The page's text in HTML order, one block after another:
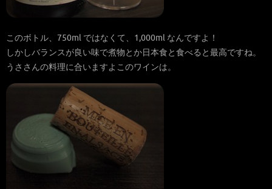
このボトル、750ml ではなくて、1,000ml なんですよ！
しかしバランスが良い味で煮物とか日本食と食べると最高ですね。
うささんの料理に合いますよこのワインは。